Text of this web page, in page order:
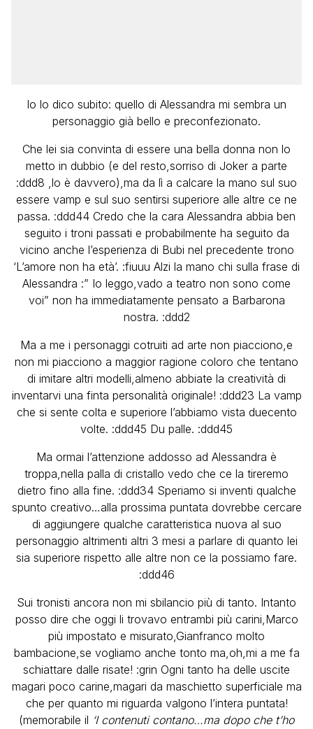
Io lo dico subito: quello di Alessandra mi sembra un
personaggio già bello e preconfezionato.
Che lei sia convinta di essere una bella donna non lo
metto in dubbio (e del resto,sorriso di Joker a parte
:ddd8 ,lo è davvero),ma da lì a calcare la mano sul suo
essere vamp e sul suo sentirsi superiore alle altre ce ne
passa. :ddd44 Credo che la cara Alessandra abbia ben
seguito i troni passati e probabilmente ha seguito da
vicino anche l’esperienza di Bubi nel precedente trono
‘L’amore non ha età’. :fiuuu Alzi la mano chi sulla frase di
Alessandra :” Io leggo,vado a teatro non sono come
voi” non ha immediatamente pensato a Barbarona
nostra. :ddd2
Ma a me i personaggi cotruiti ad arte non piacciono,e
non mi piacciono a maggior ragione coloro che tentano
di imitare altri modelli,almeno abbiate la creatività di
inventarvi una finta personalità originale! :ddd23 La vamp
che si sente colta e superiore l’abbiamo vista duecento
volte. :ddd45 Du palle. :ddd45
Ma ormai l’attenzione addosso ad Alessandra è
troppa,nella palla di cristallo vedo che ce la tireremo
dietro fino alla fine. :ddd34 Speriamo si inventi qualche
spunto creativo…alla prossima puntata dovrebbe cercare
di aggiungere qualche caratteristica nuova al suo
personaggio altrimenti altri 3 mesi a parlare di quanto lei
sia superiore rispetto alle altre non ce la possiamo fare.
:ddd46
Sui tronisti ancora non mi sbilancio più di tanto. Intanto
posso dire che oggi li trovavo entrambi più carini,Marco
più impostato e misurato,Gianfranco molto
bambacione,se vogliamo anche tonto ma,oh,mi a me fa
schiattare dalle risate! :grin Ogni tanto ha delle uscite
magari poco carine,magari da maschietto superficiale ma
che per quanto mi riguarda valgono l’intera puntata!
(memorabile il ‘I contenuti contano…ma dopo che t’ho